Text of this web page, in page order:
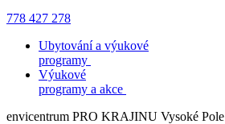
778 427 278
Ubytování a výukové
programy
Výukové
programy a akce
envicentrum PRO KRAJINU Vysoké Pole